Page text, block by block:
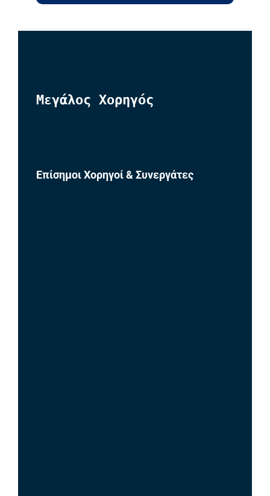
Μεγάλος Χορηγός
Επίσημοι Χορηγοί & Συνεργάτες